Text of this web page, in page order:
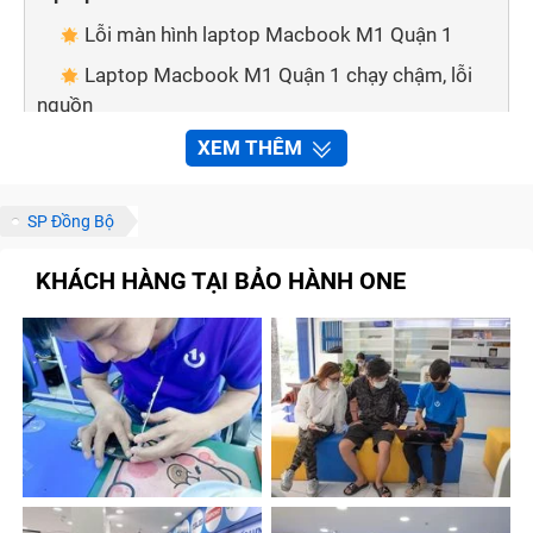
Lỗi màn hình laptop Macbook M1 Quận 1
Laptop Macbook M1 Quận 1 chạy chậm, lỗi
nguồn
Lỗi mainboard
Laptop bị lỗi pin
Laptop lỗi tín hiệu, không có âm thanh
chuyên nghiệp tại Bảo Hành One
Được tư vấn miễn phí
Có thể tham khảo giá trước trên website
Sản phẩm thay thế chất lượng cao
Sửa chữa Macbook M1 Quận 1 an toàn -
XEM THÊM
SP Đồng Bộ
KHÁCH HÀNG TẠI BẢO HÀNH ONE